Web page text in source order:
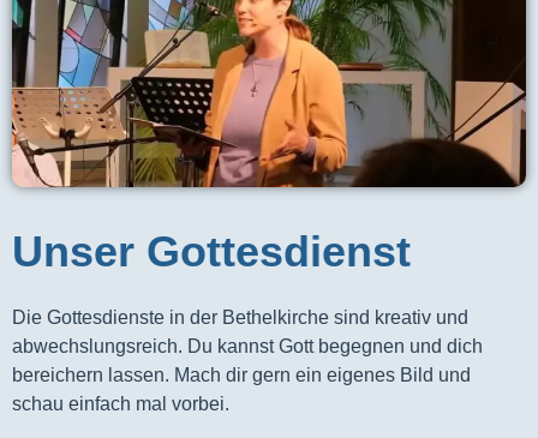
Unser Gottesdienst​
Die Gottesdienste in der Bethelkirche sind kreativ und
abwechslungsreich. Du kannst Gott begegnen und dich
bereichern lassen. Mach dir gern ein eigenes Bild und
schau einfach mal vorbei.